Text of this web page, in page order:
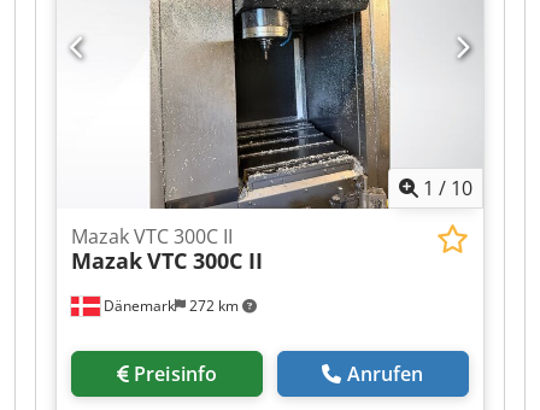
1 / 10
Dänemark 272 km
Mazak VTC 300C II
MazakVTC 300C II
Preisinfo Anrufen